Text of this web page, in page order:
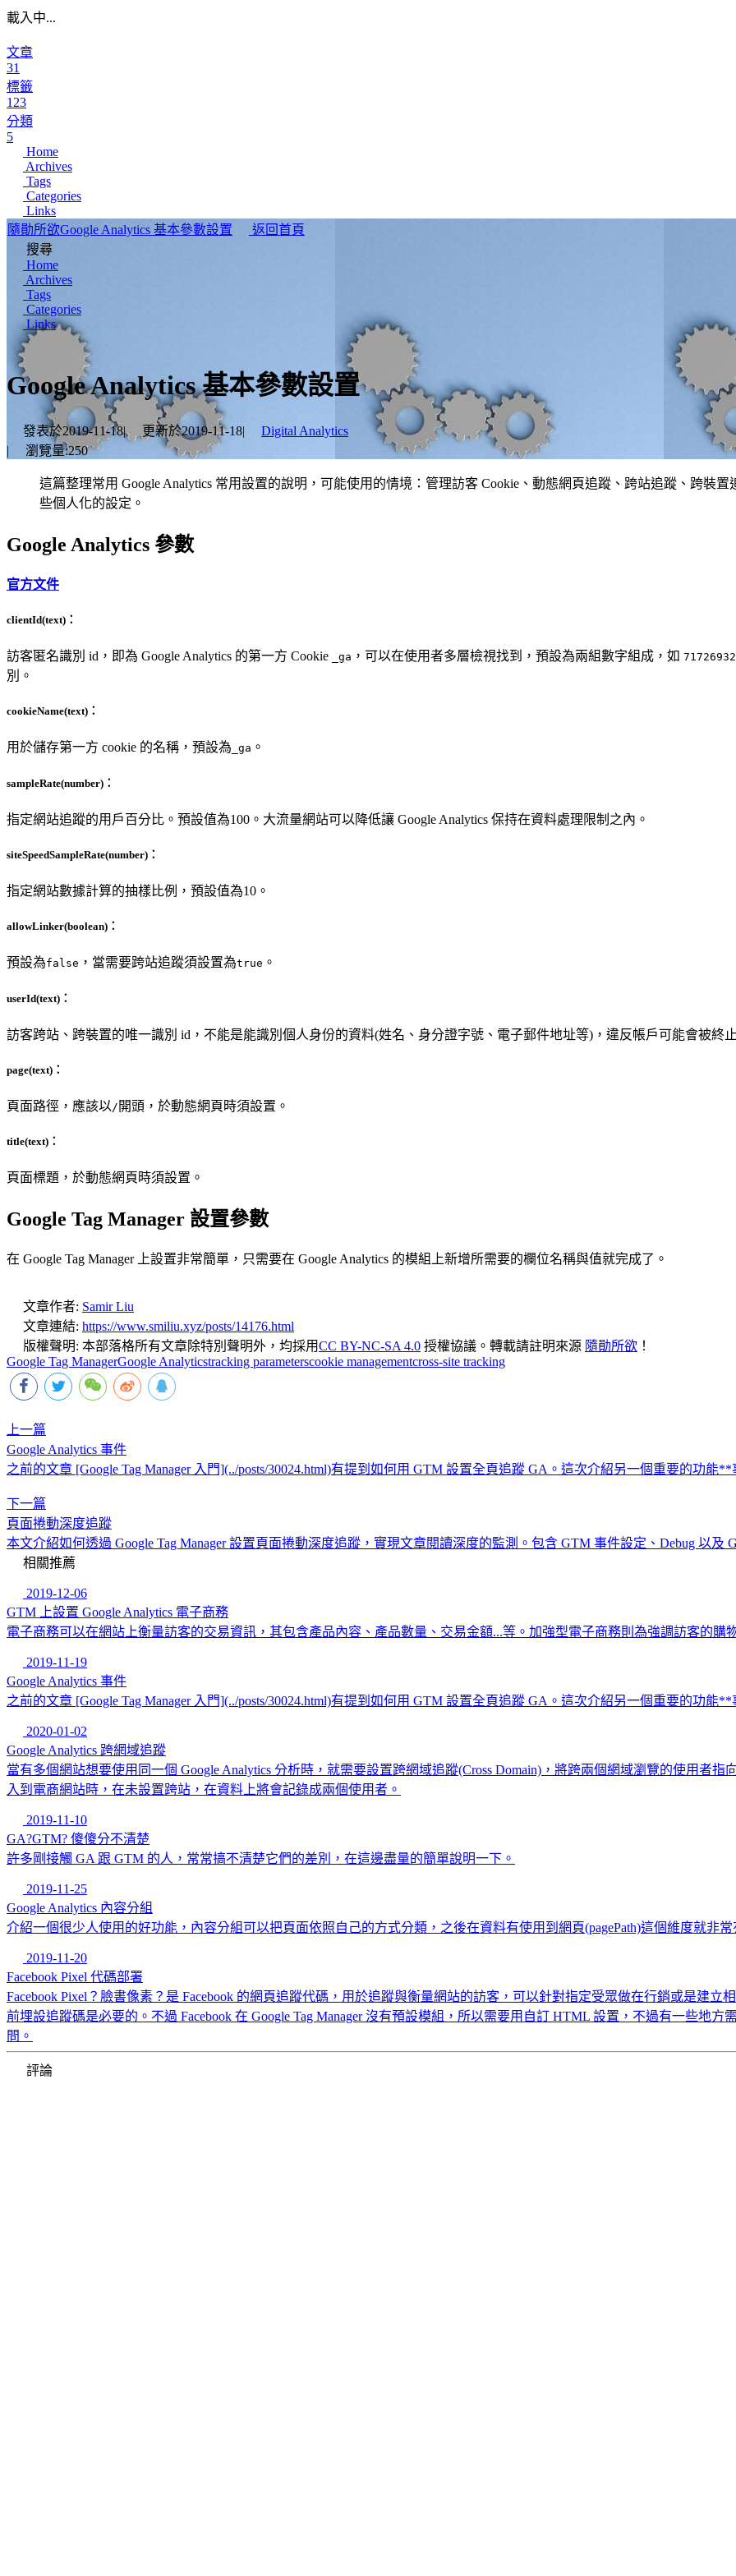
載入中...
文章
31
標籤
123
分類
5
Home
Archives
Tags
Categories
Links
隨勛所欲Google Analytics 基本參數設置
返回首頁
搜尋
Home
Archives
Tags
Categories
Links
Google Analytics 基本參數設置
發表於2019-11-18| 更新於2019-11-18|
Digital Analytics
|
瀏覽量:250
這篇整理常用 Google Analytics 常用設置的說明，可能使用的情境：管理訪客 Cookie、動態網頁追蹤、跨站追蹤、跨裝
些個人化的設定。
Google Analytics 參數
官方文件
clientId(text)：
訪客匿名識別 id，即為 Google Analytics 的第一方 Cookie _ga ，可以在使用者多層檢視找到，預設為兩組數字組成，如
別。
cookieName(text)：
用於儲存第一方 cookie 的名稱，預設為 _ga 。
sampleRate(number)：
指定網站追蹤的用戶百分比。預設值為100。大流量網站可以降低讓 Google Analytics 保持在資料處理限制之內。
siteSpeedSampleRate(number)：
指定網站數據計算的抽樣比例，預設值為10。
allowLinker(boolean)：
預設為false ，當需要跨站追蹤須設置為true 。
userId(text)：
訪客跨站、跨裝置的唯一識別 id，不能是能識別個人身份的資料(姓名、身分證字號、電子郵件地址等)，違反帳戶可能會被終止
page(text)：
頁面路徑，應該以/ 開頭，於動態網頁時須設置。
title(text)：
頁面標題，於動態網頁時須設置。
Google Tag Manager 設置參數
在 Google Tag Manager 上設置非常簡單，只需要在 Google Analytics 的模組上新增所需要的欄位名稱與值就完成了。
文章作者: Samir Liu
文章連結: https://www.smiliu.xyz/posts/14176.html
版權聲明: 本部落格所有文章除特別聲明外，均採用CC BY-NC-SA 4.0 授權協議。轉載請註明來源 隨勛所欲 ！
Google Tag ManagerGoogle Analyticstracking parameterscookie managementcross-site tracking
上一篇
Google Analytics 事件
之前的文章 [Google Tag Manager 入門](../posts/30024.html)有提到如何用 GTM 設置全頁追蹤 GA。這次介紹另一個重要的功能
下一篇
頁面捲動深度追蹤
本文介紹如何透過 Google Tag Manager 設置頁面捲動深度追蹤，實現文章閱讀深度的監測。包含 GTM 事件設定、Debug 以及
相關推薦
2019-12-06
GTM 上設置 Google Analytics 電子商務
電子商務可以在網站上衡量訪客的交易資訊，其包含產品內容、產品數量、交易金額...等。加強型電子商務則為強調訪客的購
2019-11-19
Google Analytics 事件
之前的文章 [Google Tag Manager 入門](../posts/30024.html)有提到如何用 GTM 設置全頁追蹤 GA。這次介紹另一個重要的功能
2020-01-02
Google Analytics 跨網域追蹤
當有多個網站想要使用同一個 Google Analytics 分析時，就需要設置跨網域追蹤(Cross Domain)，將跨兩個網域瀏覽的使用者
入到電商網站時，在未設置跨站，在資料上將會記錄成兩個使用者。
2019-11-10
GA?GTM? 傻傻分不清楚
許多剛接觸 GA 跟 GTM 的人，常常搞不清楚它們的差別，在這邊盡量的簡單說明一下。
2019-11-25
Google Analytics 內容分組
介紹一個很少人使用的好功能，內容分組可以把頁面依照自己的方式分類，之後在資料有使用到網頁(pagePath)這個維度就非常
2019-11-20
Facebook Pixel 代碼部署
Facebook Pixel？臉書像素？是 Facebook 的網頁追蹤代碼，用於追蹤與衡量網站的訪客，可以針對指定受眾做在行銷或是建立
前埋設追蹤碼是必要的。不過 Facebook 在 Google Tag Manager 沒有預設模組，所以需要用自訂 HTML 設置，不過有一些地
問。
評論